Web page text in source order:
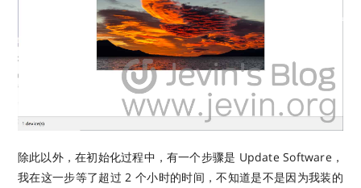
除此以外，在初始化过程中，有一个步骤是 Update Software，
我在这一步等了超过 2 个小时的时间，不知道是不是因为我装的